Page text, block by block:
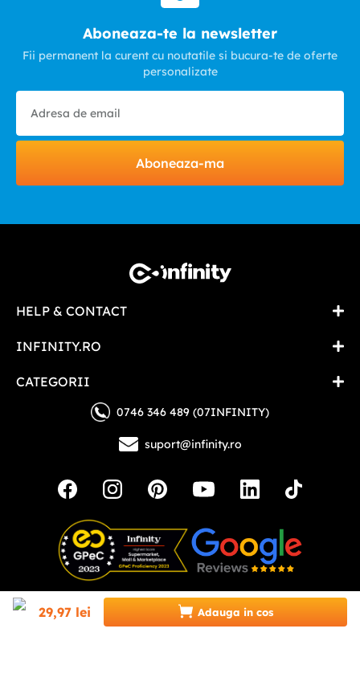
29,97 lei Adauga in cos
Aboneaza-te la newsletter
Fii permanent la curent cu noutatile si bucura-te de oferte
personalizate
Aboneaza-ma
HELP & CONTACT
INFINITY.RO
CATEGORII
0746 346 489 (07INFINITY)
suport@infinity.ro